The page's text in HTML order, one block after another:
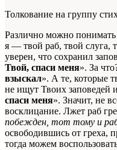
Толкование на группу
Различно можно понимать
я — твой раб, твой слуга,
уверен, что сохранил
Твой, спаси меня». За
взыскал». А те, которые
не ищут Твоих заповедей
спаси меня». Значит, не
восклицание. Лжет раб
побежден, тот тому и
освободившись от греха,
тогда можем